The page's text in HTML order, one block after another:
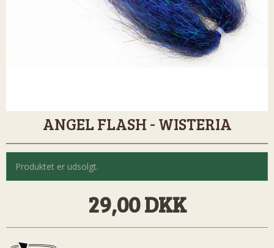
ANGEL FLASH - WISTERIA
Produktet er udsolgt.
29,00 DKK